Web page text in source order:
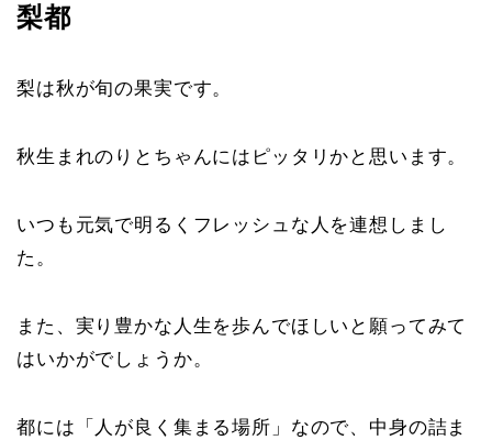
梨都
梨は秋が旬の果実です。
秋生まれのりとちゃんにはピッタリかと思います。
いつも元気で明るくフレッシュな人を連想しまし
た。
また、実り豊かな人生を歩んでほしいと願ってみて
はいかがでしょうか。
都には「人が良く集まる場所」なので、中身の詰ま